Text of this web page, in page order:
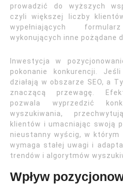
prowadzić do wyższych
czyli większej liczby
wypełniających
wykonujących inne pożądane
Inwestycja w
pokonanie konkurencji.
działają w obszarze SEO, a
znaczącą przewagę.
pozwala wyprzedzić
wyszukiwania,
klientów i umacniając swoją
nieustanny wyścig, w
wymaga stałej uwagi i
trendów i algorytmów
Wpływ